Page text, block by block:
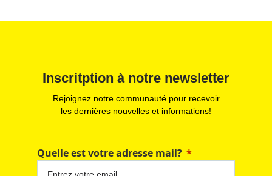
Inscritption à notre newsletter
Rejoignez notre communauté pour recevoir
les dernières nouvelles et informations!
Quelle est votre adresse mail?